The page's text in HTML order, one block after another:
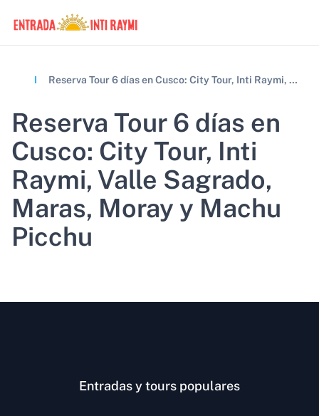
Reserva Tour 6 días en Cusco: City Tour, Inti Raymi, Valle Sagrado, Maras, Moray y Machu Picchu
Reserva Tour 6 días en
Cusco: City Tour, Inti
Raymi, Valle Sagrado,
Maras, Moray y Machu
Picchu
Entradas y tours populares